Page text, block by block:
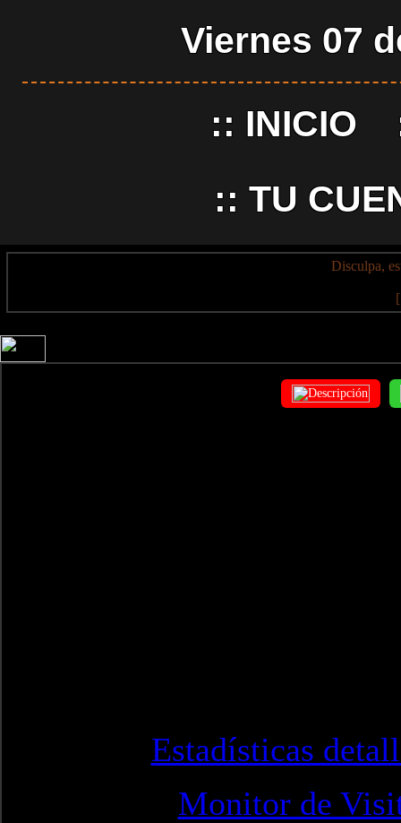
Viernes 07
:: INICIO
:: TU
Disculpa,
Estadísticas
Monitor de